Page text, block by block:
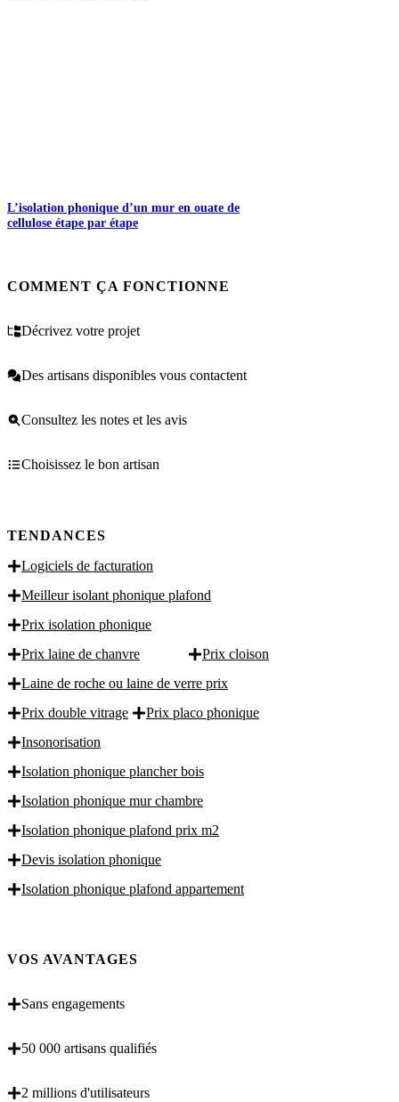
L’isolation phonique d’un mur en ouate de
cellulose étape par étape
COMMENT ÇA FONCTIONNE
Décrivez votre projet
Des artisans disponibles vous contactent
Consultez les notes et les avis
Choisissez le bon artisan
TENDANCES
Logiciels de facturation
Meilleur isolant phonique plafond
Prix isolation phonique
Prix laine de chanvre
Prix cloison
Laine de roche ou laine de verre prix
Prix double vitrage
Prix placo phonique
Insonorisation
Isolation phonique plancher bois
Isolation phonique mur chambre
Isolation phonique plafond prix m2
Devis isolation phonique
Isolation phonique plafond appartement
VOS AVANTAGES
Sans engagements
50 000 artisans qualifiés
2 millions d'utilisateurs